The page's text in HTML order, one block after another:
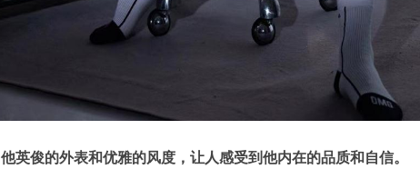
他英俊的外表和优雅的风度，让人感受到他内在的品质和自信。